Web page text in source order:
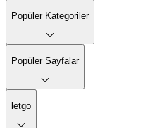
Popüler Kategoriler
Popüler Sayfalar
letgo